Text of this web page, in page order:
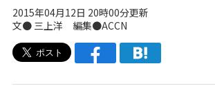
2015年04月12日 20時00分更新
文● 三上洋 編集●ACCN